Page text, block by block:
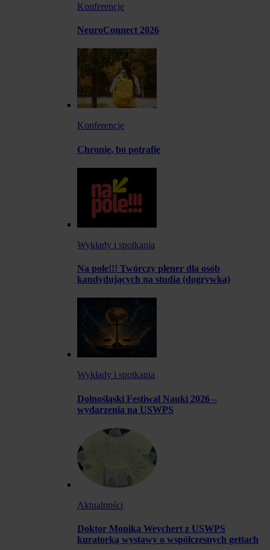
Konferencje
NeuroConnect 2026
Konferencje
Chronię, bo potrafię
Wykłady i spotkania
Na pole!!! Twórczy plener dla osób
kandydujących na studia (dogrywka)
Wykłady i spotkania
Dolnośląski Festiwal Nauki 2026 –
wydarzenia na USWPS
Aktualności
Doktor Monika Weychert z USWPS
kuratorką wystawy o współczesnych gettach